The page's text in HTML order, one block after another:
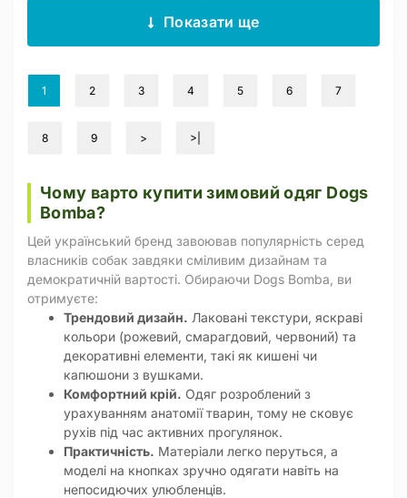
Показати ще
1 2 3 4 5 6 7
8 9 > >|
Чому варто купити зимовий одяг Dogs
Bomba?
Цей український бренд завоював популярність серед
власників собак завдяки сміливим дизайнам та
демократичній вартості. Обираючи Dogs Bomba, ви
отримуєте:
Трендовий дизайн. Лаковані текстури, яскраві
кольори (рожевий, смарагдовий, червоний) та
декоративні елементи, такі як кишені чи
капюшони з вушками.
Комфортний крій. Одяг розроблений з
урахуванням анатомії тварин, тому не сковує
рухів під час активних прогулянок.
Практичність. Матеріали легко перуться, а
моделі на кнопках зручно одягати навіть на
непосидючих улюбленців.